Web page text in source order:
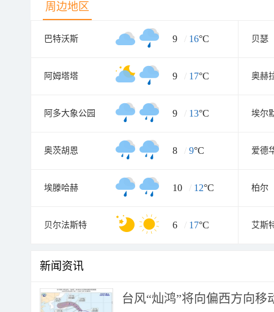
周边地区
巴特沃斯 9 / 16°C 贝瑟
阿姆塔塔 9 / 17°C 奥赫
阿多大象公园 9 / 13°C 埃尔
奥茨胡恩 8 / 9°C 爱德
埃滕哈赫 10 / 12°C 柏尔
贝尔法斯特 6 / 17°C 艾斯
新闻资讯
台风“灿鸿”将向偏西方向移